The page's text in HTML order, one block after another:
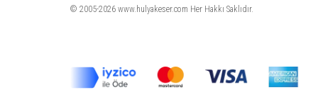
© 2005-2026 www.hulyakeser.com Her Hakkı Saklıdır.